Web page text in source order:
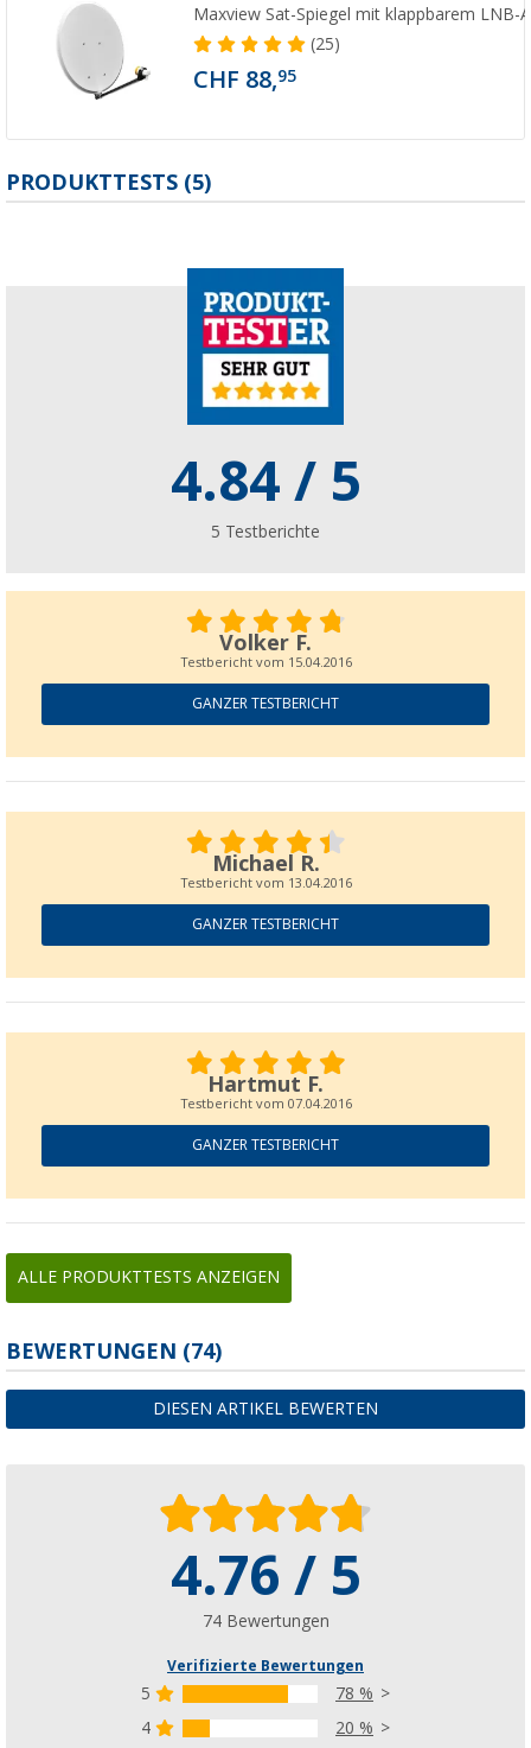
Maxview Sat-Spiegel mit klappbarem LNB-
(25)
CHF 88,95
PRODUKTTESTS (5)
4.84/ 5
5 Testberichte
Volker F.
Testbericht vom 15.04.2016
GANZER TESTBERICHT
Michael R.
Testbericht vom 13.04.2016
GANZER TESTBERICHT
Hartmut F.
Testbericht vom 07.04.2016
GANZER TESTBERICHT
ALLE PRODUKTTESTS ANZEIGEN
BEWERTUNGEN (74)
DIESEN ARTIKEL BEWERTEN
4.76 / 5
74 Bewertungen
Verifizierte Bewertungen
5
78 %
4
20 %